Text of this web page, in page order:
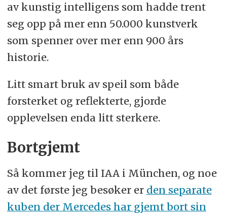
av kunstig intelligens som hadde trent
seg opp på mer enn 50.000 kunstverk
som spenner over mer enn 900 års
historie.
Litt smart bruk av speil som både
forsterket og reflekterte, gjorde
opplevelsen enda litt sterkere.
Bortgjemt
Så kommer jeg til IAA i München, og noe
av det første jeg besøker er den separate
kuben der Mercedes har gjemt bort sin